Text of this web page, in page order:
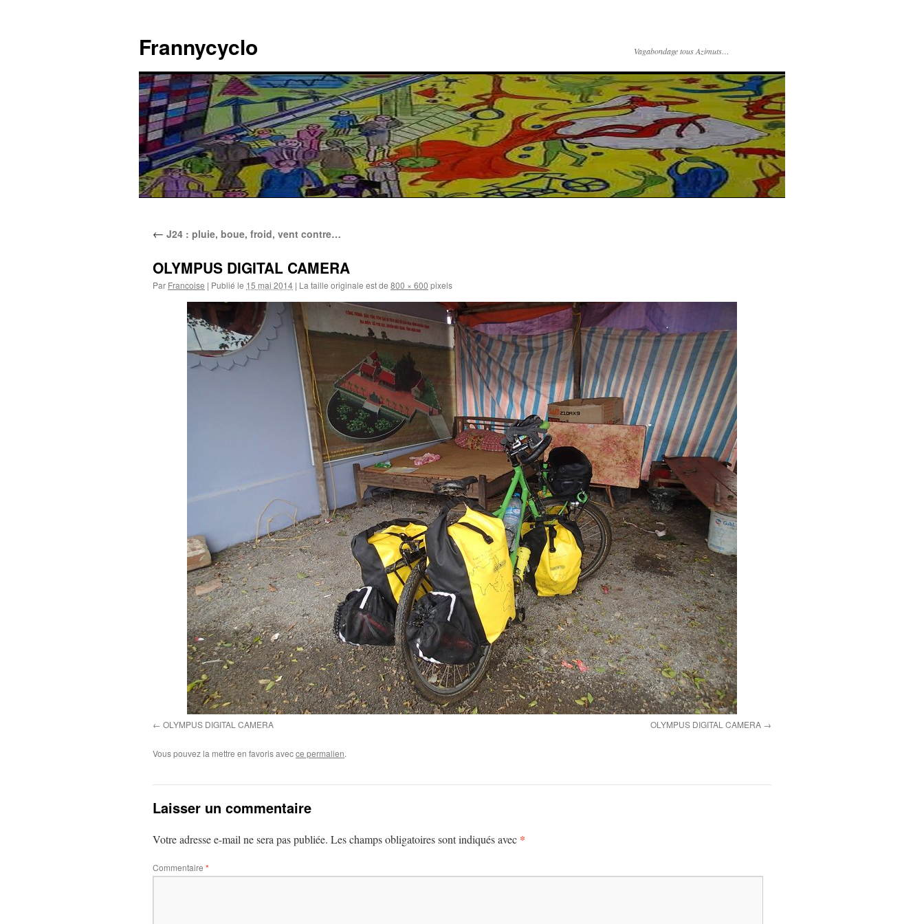
contenu
Frannycyclo Vagabondage tous Azimuts…
← J24 : pluie, boue, froid, vent contre…
OLYMPUS DIGITAL CAMERA
Par Francoise | Publié le 15 mai 2014 | La taille originale est de 800 × 600 pixels
OLYMPUS DIGITAL CAMERA OLYMPUS DIGITAL CAMERA
Vous pouvez la mettre en favoris avecce permalien.
Laisser un commentaire
Votre adresse e-mail ne sera pas publiée. Les champs obligatoires sont indiqués avec *
Commentaire *